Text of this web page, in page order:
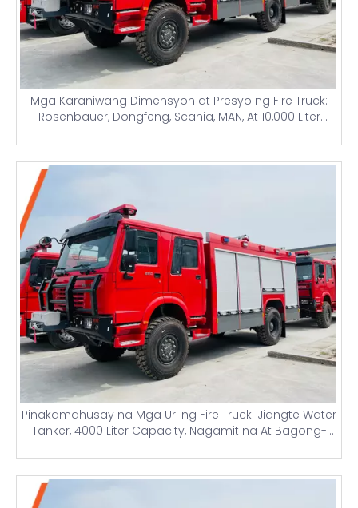
Mga Karaniwang Dimensyon at Presyo ng Fire Truck:
Rosenbauer, Dongfeng, Scania, MAN, At 10,000 Liter
Pinakamahusay na Mga Uri ng Fire Truck: Jiangte Water
Tanker, 4000 Liter Capacity, Nagamit na At Bagong-
Detalye ng Presyo